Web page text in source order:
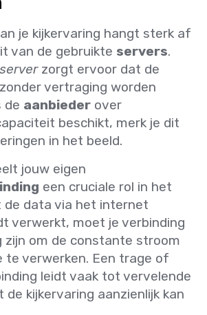
je kijkervaring hangt sterk af
van de gebruikte servers.
serverzorgt ervoor dat de
vertraging worden
de aanbieder over
beschikt, merk je dit
in het beeld.
jouw eigen
een cruciale rol in het
de data via het internet
verwerkt, moet je verbinding
zijn om de constante stroom
te verwerken. Een trage of
leidt vaak tot vervelende
de kijkervaring aanzienlijk kan